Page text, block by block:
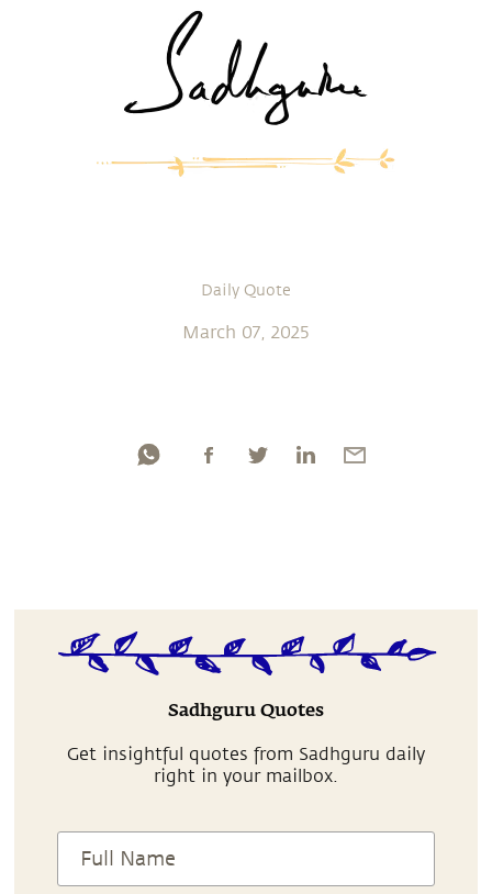
Daily Quote
March 07, 2025
Sadhguru Quotes
Get insightful quotes from Sadhguru daily
right in your mailbox.